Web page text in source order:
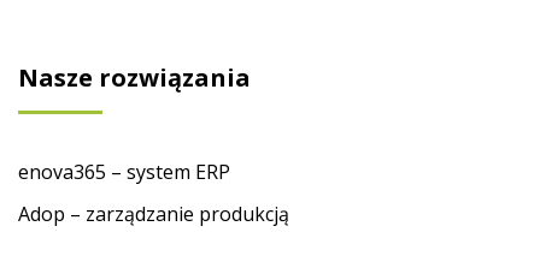
Nasze rozwiązania
enova365 – system ERP
Adop – zarządzanie produkcją